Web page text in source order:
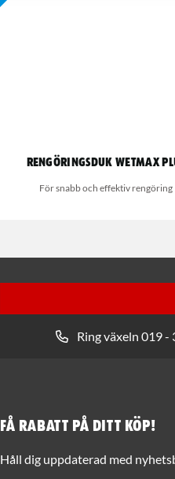
Rengöringsduk Wetmax
För snabb och effektiv rengöring
Ring växeln 019 -
Få rabatt på ditt köp!
Håll dig uppdaterad med